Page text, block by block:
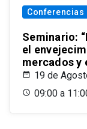
Conferencias
Seminario:
el
mercados y
19 de
09:00 a